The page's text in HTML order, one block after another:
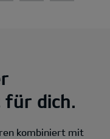
für dich.
kombiniert mit